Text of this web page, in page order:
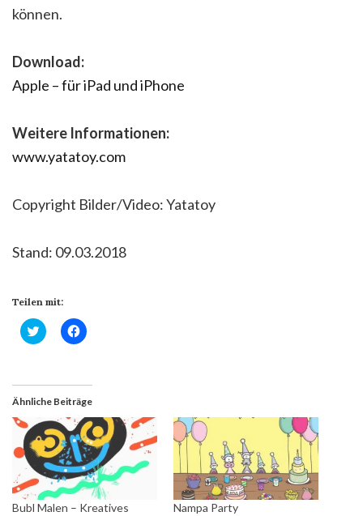
können.
Download:
Apple – für iPad und iPhone
Weitere Informationen:
www.yatatoy.com
Copyright Bilder/Video: Yatatoy
Stand: 09.03.2018
Teilen mit:
Klick,
um
teilen
in
Fenster
geöffnet)
Klick,
um
teilen
in
Fenster
geöffnet)
Ähnliche Beiträge
Bubl Malen – Kreatives
Nampa Party